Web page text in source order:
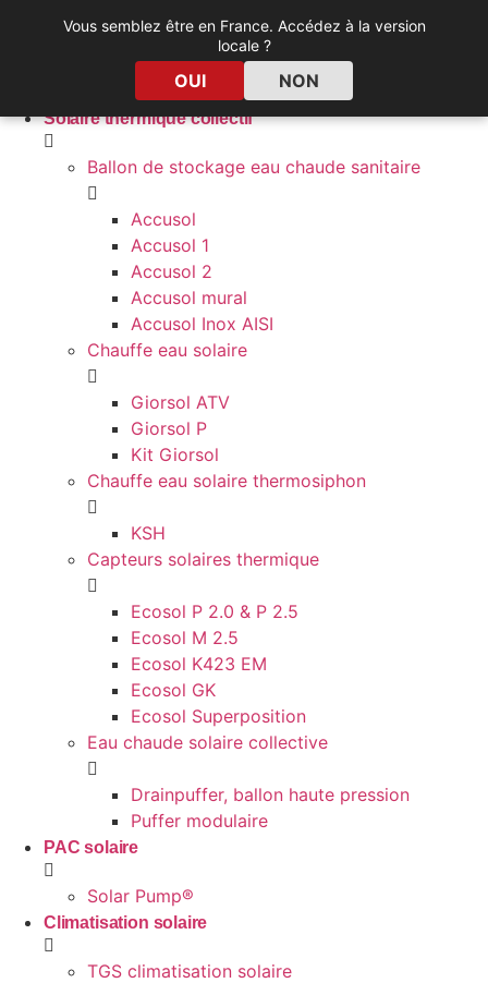
Solaire thermique collectif
Ballon de stockage eau chaude sanitaire
Accusol
Accusol 1
Accusol 2
Accusol mural
Accusol Inox AISI
Chauffe eau solaire
Giorsol ATV
Giorsol P
Kit Giorsol
Chauffe eau solaire thermosiphon
KSH
Capteurs solaires thermique
Ecosol P 2.0 & P 2.5
Ecosol M 2.5
Ecosol K423 EM
Ecosol GK
Ecosol Superposition
Eau chaude solaire collective
Drainpuffer, ballon haute pression
Puffer modulaire
PAC solaire
Solar Pump®
Climatisation solaire
TGS climatisation solaire
Vous semblez être en France. Accédez à la version
locale ?
OUI NON